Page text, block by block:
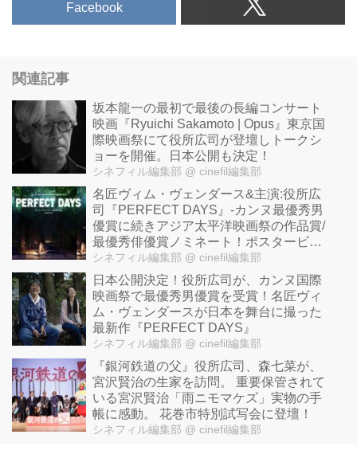
Facebook
関連記事
坂本龍一の最初で最後の長編コンサート
映画『Ryuichi Sakamoto | Opus』東京国
際映画祭にて役所広司が登壇しトークシ
ョーを開催。日本公開も決定！
シネフィル編集部 @ cinefil編集部
名匠ヴィム・ヴェンダース&主演:役所広
司『PERFECT DAYS』-カンヌ最優秀男
優賞に続きアジア太平洋映画祭の作品賞/
最優秀俳優賞ノミネート！ポスタービジ
ュアル/30秒予告&先行上映も決定！
シネフィル編集部 @ cinefil編集部
日本公開決定！役所広司が、カンヌ国際
映画祭で最優秀男優賞を受賞！名匠ヴィ
ム・ヴェンダースが日本を舞台に撮った
最新作『PERFECT DAYS』
シネフィル編集部 @ cinefil編集部
『銀河鉄道の父』役所広司、森七菜が、
宮沢賢治の生家を訪問。 重要保管されて
いる宮沢賢治「雨ニモマケズ」実物の手
帳に感動。 花巻市特別試写会に登壇！
シネフィル編集部 @ cinefil編集部